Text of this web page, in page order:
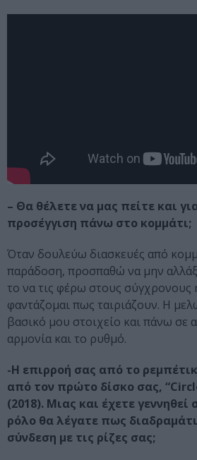
– Θα θέλετε να μας πείτε και
προσέγγιση πάνω στο κομμάτι;
Όταν δουλεύω διασκευές από
παράδοση, προσπαθώ να μην
το να τις φέρω στους σύγχρονους
φαντάζομαι πως ταιριάζουν. Η
βασικό μου στοιχείο και πάνω σε
αρμονία και το ρυθμό.
-Η επιρροή σας από το
από τον πρώτο δίσκο σας,
(2018). Μιας και έχετε γεννηθεί
ρόλο θα λέγατε πως
σύνδεση με τις ρίζες σας;